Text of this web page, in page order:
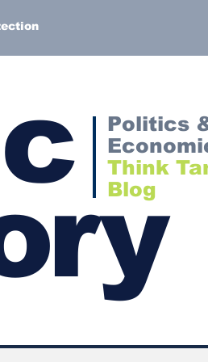
Politics
Think
Blog